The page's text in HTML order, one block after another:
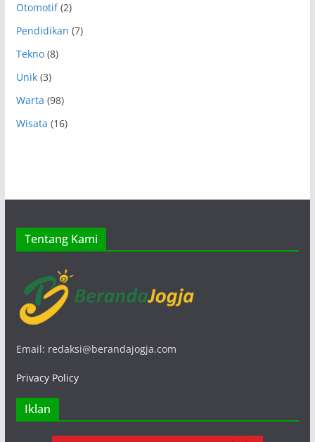
Otomotif(2)
Pendidikan (7)
Tekno(8)
Unik(3)
Warta (98)
Wisata (16)
Tentang Kami
Email: redaksi@berandajogja.com
Privacy Policy
Iklan